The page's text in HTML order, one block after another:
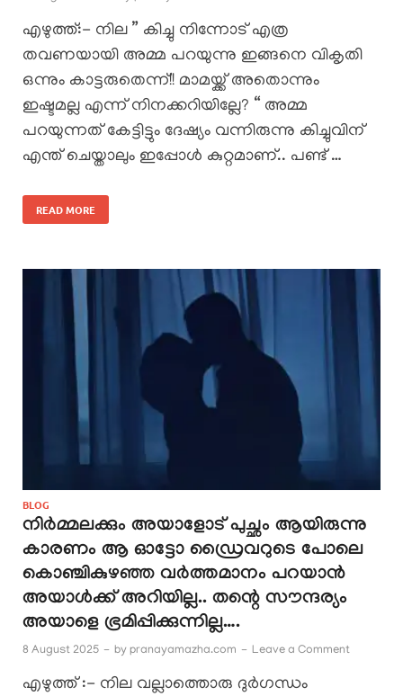
എഴുത്ത്:- നില ” കിച്ചു നിന്നോട് എത്ര
തവണയായി അമ്മ പറയുന്നു ഇങ്ങനെ വികൃതി
ഒന്നും കാട്ടരുതെന്ന്!! മാമയ്ക്ക് അതൊന്നും
ഇഷ്ടമല്ല എന്ന് നിനക്കറിയില്ലേ? “ അമ്മ
പറയുന്നത് കേട്ടിട്ടും ദേഷ്യം വന്നിരുന്നു കിച്ചുവിന്
എന്ത് ചെയ്താലും ഇപ്പോൾ കുറ്റമാണ്.. പണ്ട് …
READ MORE
BLOG
നിർമ്മലക്കും അയാളോട് പുച്ഛം ആയിരുന്നു
കാരണം ആ ഓട്ടോ ഡ്രൈവറുടെ പോലെ
കൊഞ്ചികുഴഞ്ഞ വർത്തമാനം പറയാൻ
അയാൾക്ക് അറിയില്ല.. തന്റെ സൗന്ദര്യം
അയാളെ ഭ്രമിപ്പിക്കുന്നില്ല….
8 August 2025 - by pranayamazha.com - Leave a Comment
എഴുത്ത് :- നില വല്ലാത്തൊരു ദുർഗന്ധം